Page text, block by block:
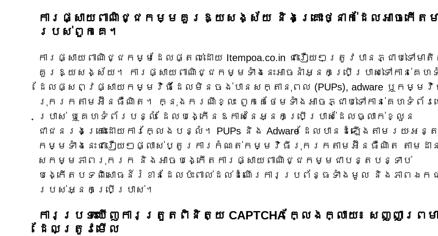
ការផ្សាយពាណិជ្ជកម្មគួរឱ្យសង្ស័យ និងគ្រោះថ្នាក់ដែលអាចកើតម
របស់ពួកគេ។
ការផ្សាយពាណិជ្ជកម្មដែលផ្តល់ដោយ Itempoa.co.in ជារឿយៗត្រូវបានភ្ជាប់ទៅមាតិ
គួរឱ្យសង្ស័យ។ ការផ្សាយពាណិជ្ជកម្មទាំងនេះអាចនាំអ្នកប្រើប្រាស់ទៅកាន់គេហ
ដែលផ្សព្វផ្សាយកម្មវិធីដែលមិនចង់បានសក្តានុពល (PUPs), adware ឬកម្មវិ
រុករកតាមអ៊ីនធឺណិត។ ក្នុងករណីខ្លះ ពួកគេថែមទាំងអាចភ្ជាប់ទៅកាន់គេហទំព័រ
ប្រាស់ ឬគេហទំព័របន្លំ ដែលបង្កើនឱកាសនៃអ្នកប្រើប្រាស់ដែលធ្លាក់ខ្លួន
ជាជនរងគ្រោះដោយការក្លែងបន្លំ។ PUPs និង Adware ដែលបានដំឡើងតាមរយៈអន្
កម្មទាំងនេះជារឿយៗផ្លាស់ប្តូរការកំណត់កម្មវិធីរុករកតាមអ៊ីនធឺណិត តាមដាន
សកម្មភាពរុករក និងអាចបង្កើតការផ្សាយពាណិជ្ជកម្មជាបន្តបន្ទាប់
បង្កើតបទពិសោធន៍រំខានដែលប៉ះពាល់ដល់ដំណើរការប្រព័ន្ធទាំងមូល និងភាពឯក
របស់អ្នកប្រើប្រាស់។
ការប្រទះឃើញការត្រួតពិនិត្យ CAPTCHA ក្លែងក្លាយ៖ សញ្ញាព្រម
ដែលត្រូវមើល